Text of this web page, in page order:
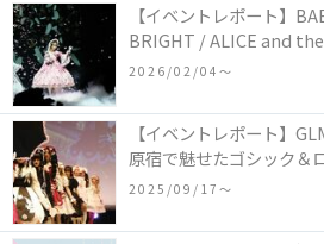
【イベントレポート】
BRIGHT / ALICE and
COLLECTION in TOKYO
2026/02/04〜
【イベントレポート】
原宿で魅せたゴシック＆
2025/09/17〜